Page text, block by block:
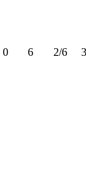
0 6 2/6